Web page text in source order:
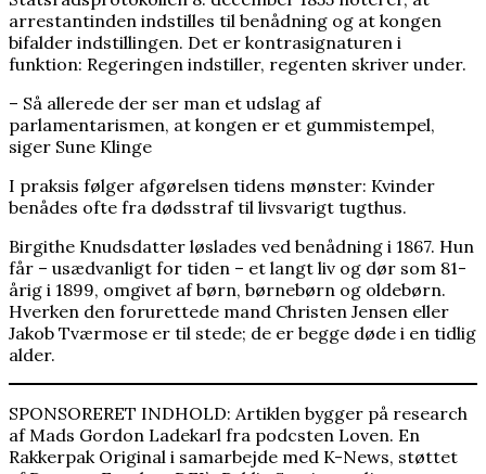
arrestantinden indstilles til benådning og at kongen
bifalder indstillingen. Det er kontrasignaturen i
funktion: Regeringen indstiller, regenten skriver under.
– Så allerede der ser man et udslag af
parlamentarismen, at kongen er et gummistempel,
siger Sune Klinge
I praksis følger afgørelsen tidens mønster: Kvinder
benådes ofte fra dødsstraf til livsvarigt tugthus.
Birgithe Knudsdatter løslades ved benådning i 1867. Hun
får – usædvanligt for tiden – et langt liv og dør som 81-
årig i 1899, omgivet af børn, børnebørn og oldebørn.
Hverken den forurettede mand Christen Jensen eller
Jakob Tværmose er til stede; de er begge døde i en tidlig
alder.
SPONSORERET INDHOLD: Artiklen bygger på research
af Mads Gordon Ladekarl fra podcsten Loven. En
Rakkerpak Original i samarbejde med K-News, støttet